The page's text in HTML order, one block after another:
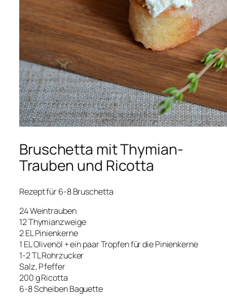
Bruschetta mit Thymian-
Trauben und Ricotta
Rezept für 6-8 Bruschetta
24 Weintrauben
12 Thymianzweige
2 EL Pinienkerne
1 EL Olivenöl + ein paar Tropfen für die Pinienkerne
1-2 TL Rohrzucker
Salz, Pfeffer
200 g Ricotta
6-8 Scheiben Baguette